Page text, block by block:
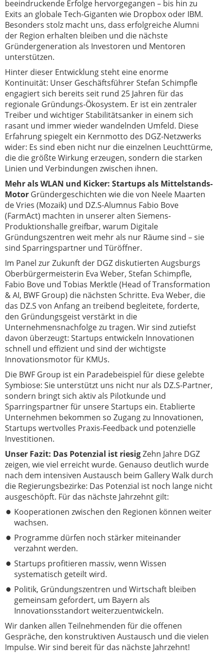
beeindruckende Erfolge hervorgegangen – bis hin zu
Exits an globale Tech-Giganten wie Dropbox oder IBM.
Besonders stolz macht uns, dass erfolgreiche Alumni
der Region erhalten bleiben und die nächste
Gründergeneration als Investoren und Mentoren
unterstützen.
Hinter dieser Entwicklung steht eine enorme
Kontinuität: Unser Geschäftsführer Stefan Schimpfle
engagiert sich bereits seit rund 25 Jahren für das
regionale Gründungs-Ökosystem. Er ist ein zentraler
Treiber und wichtiger Stabilitätsanker in einem sich
rasant und immer wieder wandelnden Umfeld. Diese
Erfahrung spiegelt ein Kernmotto des DGZ-Netzwerks
wider: Es sind eben nicht nur die einzelnen Leuchttürme,
die die größte Wirkung erzeugen, sondern die starken
Linien und Verbindungen zwischen ihnen.
Mehr als WLAN und Kicker: Startups als Mittelstands-
Motor Gründergeschichten wie die von Neele Maarten
de Vries (Mozaik) und DZ.S-Alumnus Fabio Bove
(FarmAct) machten in unserer alten Siemens-
Produktionshalle greifbar, warum Digitale
Gründungszentren weit mehr als nur Räume sind – sie
sind Sparringspartner und Türöffner.
Im Panel zur Zukunft der DGZ diskutierten Augsburgs
Oberbürgermeisterin Eva Weber, Stefan Schimpfle,
Fabio Bove und Tobias Merktle (Head of Transformation
& AI, BWF Group) die nächsten Schritte. Eva Weber, die
das DZ.S von Anfang an treibend begleitete, forderte,
den Gründungsgeist verstärkt in die
Unternehmensnachfolge zu tragen. Wir sind zutiefst
davon überzeugt: Startups entwickeln Innovationen
schnell und effizient und sind der wichtigste
Innovationsmotor für KMUs.
Die BWF Group ist ein Paradebeispiel für diese gelebte
Symbiose: Sie unterstützt uns nicht nur als DZ.S-Partner,
sondern bringt sich aktiv als Pilotkunde und
Sparringspartner für unsere Startups ein. Etablierte
Unternehmen bekommen so Zugang zu Innovationen,
Startups wertvolles Praxis-Feedback und potenzielle
Investitionen.
Unser Fazit: Das Potenzial ist riesigZehn Jahre DGZ
zeigen, wie viel erreicht wurde. Genauso deutlich wurde
nach dem intensiven Austausch beim Gallery Walk durch
die Regierungsbezirke: Das Potenzial ist noch lange nicht
ausgeschöpft. Für das nächste Jahrzehnt gilt:
Kooperationen zwischen den Regionen können weiter
wachsen.
Programme dürfen noch stärker miteinander
verzahnt werden.
Startups profitieren massiv, wenn Wissen
systematisch geteilt wird.
Politik, Gründungszentren und Wirtschaft bleiben
gemeinsam gefordert, um Bayern als
Innovationsstandort weiterzuentwickeln.
Wir danken allen Teilnehmenden für die offenen
Gespräche, den konstruktiven Austausch und die vielen
Impulse. Wir sind bereit für das nächste Jahrzehnt!